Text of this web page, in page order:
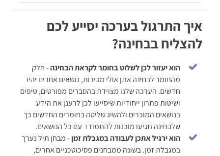
איך התרגול בערכה יסייע לכם
להצליח בבחינה?
הוא יעזור לכן לשלוט בחומר לקראת הבחינה- חלק
מהחומר לבחינה אתן אולי מכירות, נושאים אחרים יהיו
חדשים. הערכה שלנו מצוידת בהסברים מפורטים, טיפים
ושיטות פתרון ייחודיות שיסייעו לכן לרענן את הידע
בנושאים המוכרים ולהשיג שליטה בחומרים החדשים כך
שלבחינה תגיעו מוכנות להתמודד עם כל הנושאים.
הוא ירגיל אתכן לעבודה במגבלת זמן- מבחן תיל נערך
במגבלת זמן. בשונה ממבחנים פסיכוטכניים אחרים,